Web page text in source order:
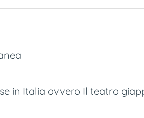
in Italia ovvero Il teatro